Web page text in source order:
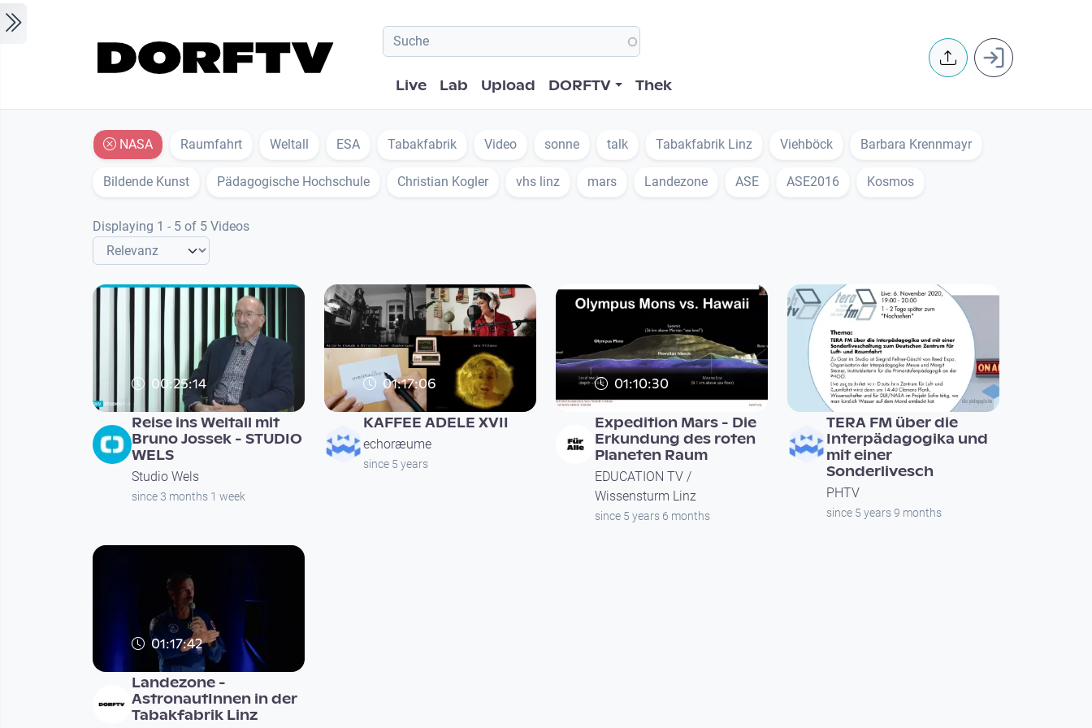
Hauptnavigation
Live Lab Upload DORFTV Thek
User
NASA Raumfahrt Weltall ESA Tabakfabrik Video sonne talk Tabakfabrik Linz Viehböck Barbara Krennmayr
Bildende Kunst Pädagogische Hochschule Christian Kogler vhs linz mars Landezone ASE ASE2016 Kosmos
Displaying 1 - 5 of 5 Videos
00:25:14
Reise ins Weltall mit
Bruno Jossek - STUDIO
WELS
Studio Wels
since 3 months 1 week
01:17:06
KAFFEE ADELE XVII
echoræume
since 5 years
01:10:30
Expedition Mars - Die
Erkundung des roten
Planeten Raum
EDUCATION TV /
Wissensturm Linz
since 5 years 6 months
01:00:11
TERA FM über die
Interpädagogika und
mit einer
Sonderlivesch
PHTV
since 5 years 9 months
01:17:42
Landezone -
AstronautInnen in der
Tabakfabrik Linz